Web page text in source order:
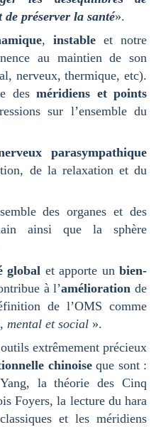
de préserver la santé».
,instable et notre
au maintien de son
nerveux, thermique, etc).
des méridiens et points
sur l’ensemble du
parasympathique
de la relaxation et du
des organes et des
ainsi que la sphère
global et apporte unbien-
à l’amélioration de
de l’OMS comme
mental et social ».
extrêmement précieux
chinoiseque sont :
la théorie des Cinq
Foyers, la lecture du hara
et les méridiens